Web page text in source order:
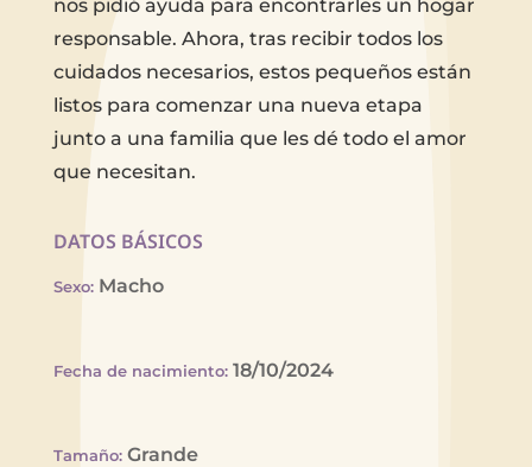
nos pidió ayuda para encontrarles un hogar
responsable. Ahora, tras recibir todos los
cuidados necesarios, estos pequeños están
listos para comenzar una nueva etapa
junto a una familia que les dé todo el amor
que necesitan.
DATOS BÁSICOS
Sexo: Macho
Fecha de nacimiento: 18/10/2024
Tamaño: Grande